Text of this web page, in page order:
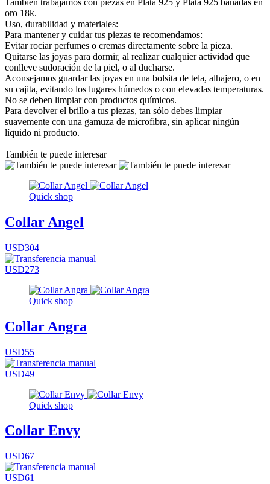
oro 18k.
Uso, durabilidad y materiales:
Para mantener y cuidar tus piezas te recomendamos:
Evitar rociar perfumes o cremas directamente sobre la pieza.
Quitarse las joyas para dormir, al realizar cualquier actividad que
conlleve sudoración de la piel, o al ducharse.
Aconsejamos guardar las joyas en una bolsita de tela, alhajero, o en
su cajita, evitando los lugares húmedos o con elevadas temperaturas.
No se deben limpiar con productos químicos.
Para devolver el brillo a tus piezas, tan sólo debes limpiar
suavemente con una gamuza de microfibra, sin aplicar ningún
líquido ni producto.
También te puede interesar
Quick shop
Collar Angel
USD304
USD273
Quick shop
Collar Angra
USD55
USD49
Quick shop
Collar Envy
USD67
USD61